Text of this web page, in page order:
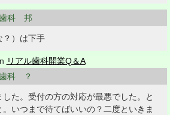
科 邦
？）は下手
リアル歯科開業Q＆A
科 ？
た。受付の方の対応が最悪でした。と
いつまで待てばいいの？二度といきま